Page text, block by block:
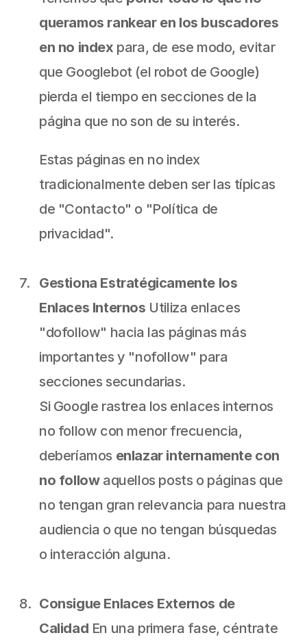
queramos rankear en los buscadores
en no index para, de ese modo, evitar
que Googlebot (el robot de Google)
pierda el tiempo en secciones de la
página que no son de su interés.
Estas páginas en no index
tradicionalmente deben ser las típicas
de "Contacto" o "Política de
privacidad".
Gestiona Estratégicamente los
Enlaces Internos Utiliza enlaces
"dofollow" hacia las páginas más
importantes y "nofollow" para
secciones secundarias.
Si Google rastrea los enlaces internos
no follow con menor frecuencia,
deberíamos enlazar internamente con
no follow aquellos posts o páginas que
no tengan gran relevancia para nuestra
audiencia o que no tengan búsquedas
o interacción alguna.
Consigue Enlaces Externos de
Calidad En una primera fase, céntrate